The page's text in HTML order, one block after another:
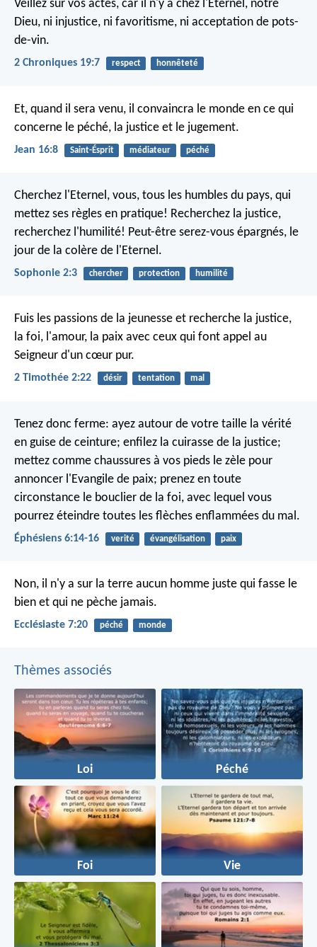
Veillez sur vos actes, car il n'y a chez l'Eternel, notre
Dieu, ni injustice, ni favoritisme, ni acceptation de pots-
de-vin.
2 Chroniques 19:7 respect honnêteté
Et, quand il sera venu, il convaincra le monde en ce qui
concerne le péché, la justice et le jugement.
Jean 16:8 Saint-Ésprit médiateur péché
Cherchez l'Eternel, vous, tous les humbles du pays, qui
mettez ses règles en pratique! Recherchez la justice,
recherchez l'humilité! Peut-être serez-vous épargnés, le
jour de la colère de l'Eternel.
Sophonie 2:3 chercher protection humilité
Fuis les passions de la jeunesse et recherche la justice,
la foi, l'amour, la paix avec ceux qui font appel au
Seigneur d'un cœur pur.
2 Timothée 2:22 désir tentation mal
Tenez donc ferme: ayez autour de votre taille la vérité
en guise de ceinture; enfilez la cuirasse de la justice;
mettez comme chaussures à vos pieds le zèle pour
annoncer l'Evangile de paix; prenez en toute
circonstance le bouclier de la foi, avec lequel vous
pourrez éteindre toutes les flèches enflammées du mal.
Éphésiens 6:14-16 verité évangélisation paix
Non, il n'y a sur la terre aucun homme juste qui fasse le
bien et qui ne pèche jamais.
Ecclésiaste 7:20 péché monde
Thèmes associés
Loi Péché
Foi Vie